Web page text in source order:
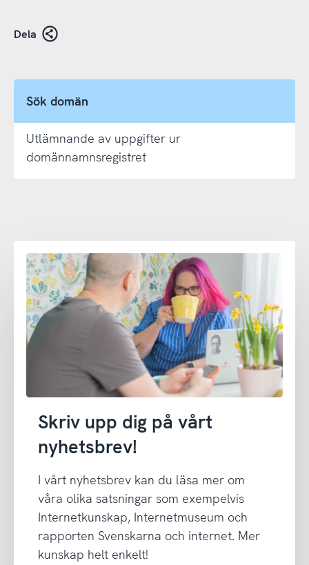
Dela
Sök domän
Utlämnande av uppgifter ur
domännamnsregistret
Skriv upp dig på vårt
nyhetsbrev!
I vårt nyhetsbrev kan du läsa mer om
våra olika satsningar som exempelvis
Internetkunskap, Internetmuseum och
rapporten Svenskarna och internet. Mer
kunskap helt enkelt!